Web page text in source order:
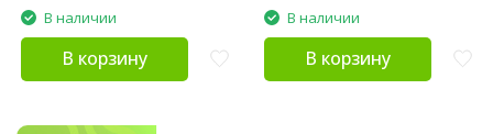
В наличии
В корзину
В наличии
В корзину